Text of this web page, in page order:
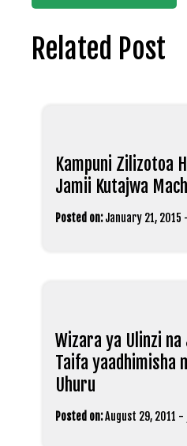
Related Post
Kampuni Zilizotoa
Jamii Kutajwa
Posted on: January 21, 2015
Wizara ya Ulinzi na
Taifa yaadhimisha
Uhuru
Posted on:August 29, 2011 -